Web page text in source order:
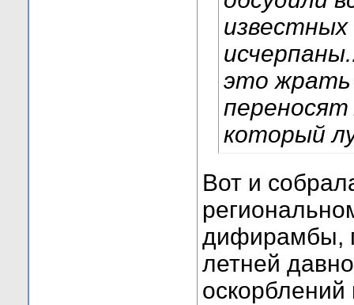
это жрать
переносят
который
Вот и
дифирамбы,
летней